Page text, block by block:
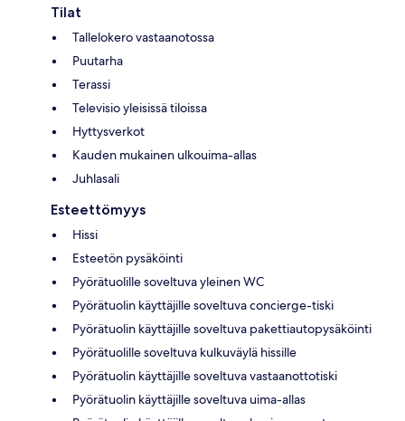
Tilat
Tallelokero vastaanotossa
Puutarha
Terassi
Televisio yleisissä tiloissa
Hyttysverkot
Kauden mukainen ulkouima-allas
Juhlasali
Esteettömyys
Hissi
Esteetön pysäköinti
Pyörätuolille soveltuva yleinen WC
Pyörätuolin käyttäjille soveltuva concierge-tiski
Pyörätuolin käyttäjille soveltuva pakettiautopysäköinti
Pyörätuolille soveltuva kulkuväylä hissille
Pyörätuolin käyttäjille soveltuva vastaanottotiski
Pyörätuolin käyttäjille soveltuva uima-allas